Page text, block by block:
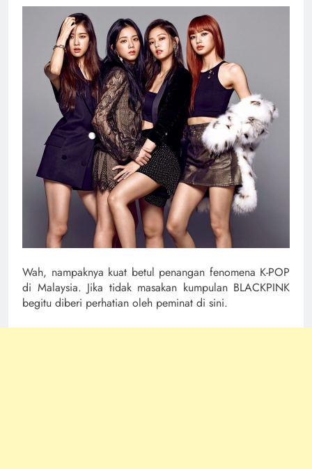
Wah, nampaknya kuat betul penangan fenomena K-POP
di Malaysia. Jika tidak masakan kumpulan BLACKPINK
begitu diberi perhatian oleh peminat di sini.